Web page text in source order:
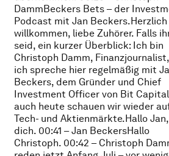
DammBeckers Bets – der
Podcast mit Jan Beckers.Herzlich
willkommen, liebe Zuhörer. Falls
seid, ein kurzer Überblick: Ich bin
Christoph Damm,
ich spreche hier regelmäßig mit
Beckers, dem Gründer und Chief
Investment Officer von Bit
auch heute schauen wir wieder
Tech- und Aktienmärkte.Hallo
dich. 00:41 – Jan BeckersHallo
Christoph. 00:42 – Christoph